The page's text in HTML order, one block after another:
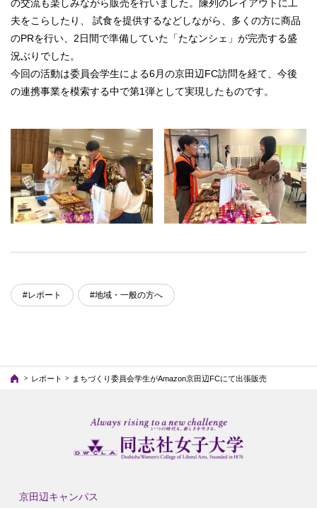
の交流も楽しみながら販売を行いました。陳列のレイアウトに工
夫をこらしたり、 試食を提供するなどしながら、多くの方に商品
のPRを行い、2日間で準備していた「たなンシェ」が完売する盛
況ぶりでした。
今回の活動は委員会学生による6月の京田辺FC訪問を経て、今後
の連携事業を模索する中で第1弾として実現したものです。
#レポート #地域・一般の方へ
レポート まちづくり委員会学生がAmazon京田辺FCにて出張販売
京田辺キャンパス